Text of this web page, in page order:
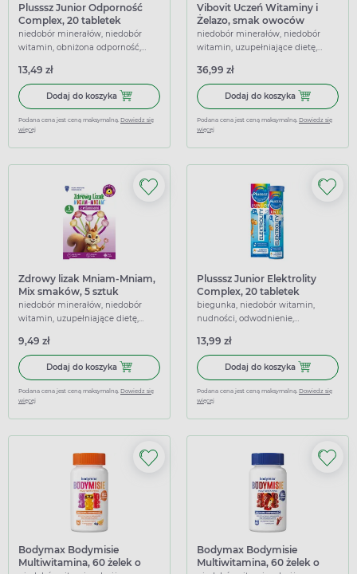
Plusssz Junior Odporność
Complex, 20 tabletek
musujących
niedobór minerałów, niedobór
witamin, obniżona odporność,
13,49 zł
Dodaj do koszyka Dodaj do koszyka Plusssz Junior Odporność Complex,
Podana cena jest ceną maksymalną. Dowiedz się
więcej
Vibovit Uczeń Witaminy i
Żelazo, smak owoców
leśnych, 30 tabletek do
ssania
niedobór minerałów, niedobór
witamin, uzupełniające dietę,
36,99 zł
Dodaj do koszyka Dodaj do
Podana cena jest ceną maksymalną. Dowiedz się
więcej
Zdrowy lizak Mniam-Mniam,
Mix smaków, 5 sztuk
niedobór minerałów, niedobór
witamin, uzupełniające dietę,
9,49 zł
Dodaj do koszyka Dodaj do koszyka Zdrowy lizak Mniam-Mniam, Mix
Podana cena jest ceną maksymalną. Dowiedz się
więcej
Plusssz Junior Elektrolity
Complex, 20 tabletek
musujących
biegunka, niedobór witamin,
nudności, odwodnienie,
dietę, wspierające
13,99 zł
Dodaj do koszyka Dodaj do
Podana cena jest ceną maksymalną. Dowiedz się
więcej
Bodymax Bodymisie
Multiwitamina, 60 żelek o
Bodymax Bodymisie
Multiwitamina, 60 żelek o